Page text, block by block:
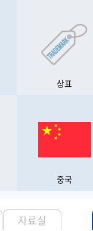
상표
중국
자료실